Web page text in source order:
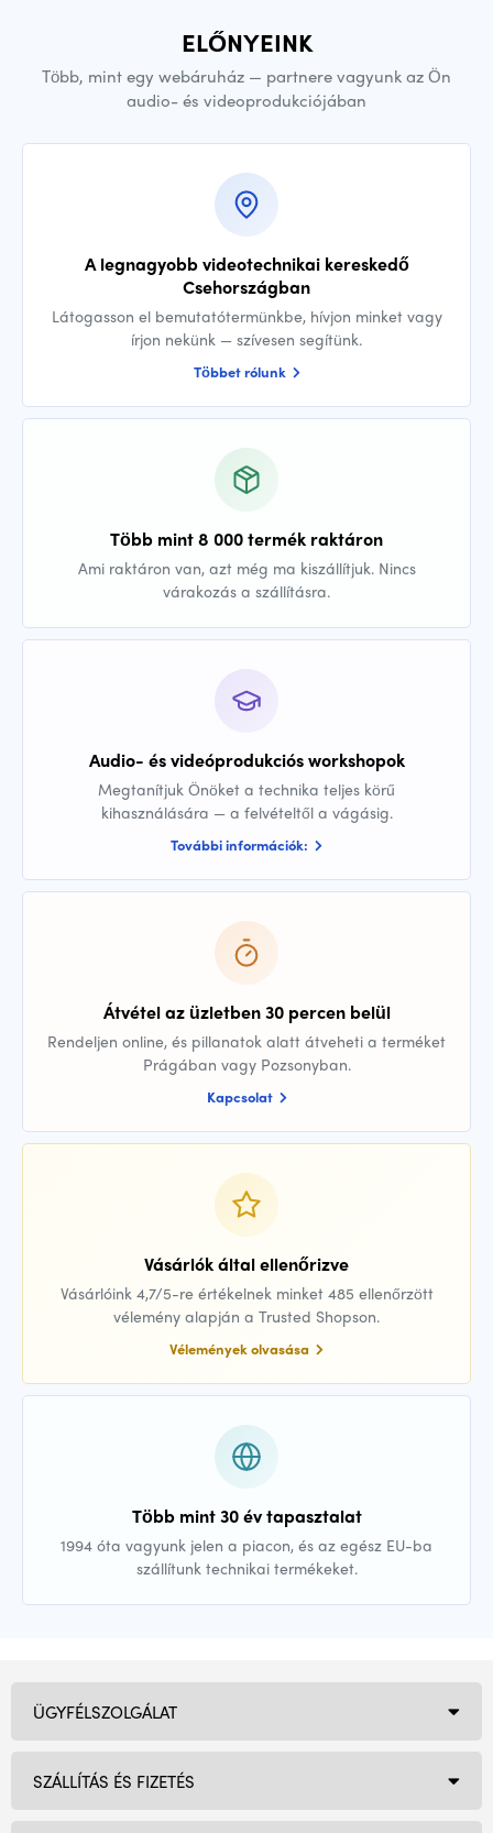
ELŐNYEINK
Több, mint egy webáruház — partnere vagyunk az Ön
audio- és videoprodukciójában
A legnagyobb videotechnikai kereskedő
Csehországban
Látogasson el bemutatótermünkbe, hívjon minket vagy
írjon nekünk — szívesen segítünk.
Többet rólunk
Több mint 8 000 termék raktáron
Ami raktáron van, azt még ma kiszállítjuk. Nincs
várakozás a szállításra.
Audio- és videóprodukciós workshopok
Megtanítjuk Önöket a technika teljes körű
kihasználására — a felvételtől a vágásig.
További információk:
Átvétel az üzletben 30 percen belül
Rendeljen online, és pillanatok alatt átveheti a terméket
Prágában vagy Pozsonyban.
Kapcsolat
Vásárlók által ellenőrizve
Vásárlóink 4,7/5-re értékelnek minket 485 ellenőrzött
vélemény alapján a Trusted Shopson.
Vélemények olvasása
Több mint 30 év tapasztalat
1994 óta vagyunk jelen a piacon, és az egész EU-ba
szállítunk technikai termékeket.
ÜGYFÉLSZOLGÁLAT
SZÁLLÍTÁS ÉS FIZETÉS